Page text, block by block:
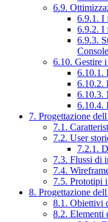
6.9.
6.9.1. I
6.9.2. I
6.9.3.
Console
6.10. Gestire
6.10.1.
6.10.2.
6.10.3.
6.10.4.
7. Progettazione
7.1.
7.2. User
7.2.1.
7.3. Flussi di
7.4.
7.5. Prototipi
8. Progettazione
8.1. Obiettivi
8.2. Elementi